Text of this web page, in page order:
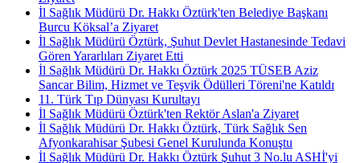
İl Sağlık Müdürü Dr. Hakkı Öztürk'ten Belediye Başkanı
Burcu Köksal’a Ziyaret
İl Sağlık Müdürü Öztürk, Şuhut Devlet Hastanesinde Tedavi
Gören Yararlıları Ziyaret Etti
İl Sağlık Müdürü Dr. Hakkı Öztürk 2025 TÜSEB Aziz
Sancar Bilim, Hizmet ve Teşvik Ödülleri Töreni'ne Katıldı
11. Türk Tıp Dünyası Kurultayı
İl Sağlık Müdürü Öztürk'ten Rektör Aslan'a Ziyaret
İl Sağlık Müdürü Dr. Hakkı Öztürk, Türk Sağlık Sen
Afyonkarahisar Şubesi Genel Kurulunda Konuştu
İl Sağlık Müdürü Dr. Hakkı Öztürk Şuhut 3 No.lu ASHİ'yi